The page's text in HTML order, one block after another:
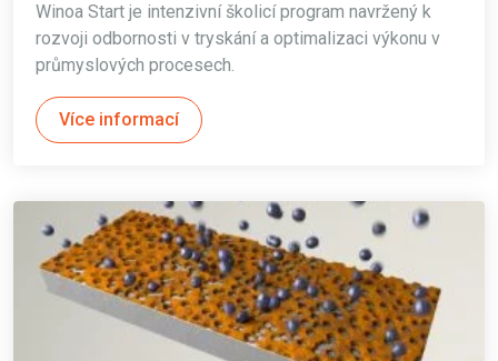
Winoa Start je intenzivní školicí program navržený k
rozvoji odbornosti v tryskání a optimalizaci výkonu v
průmyslových procesech.
Více informací